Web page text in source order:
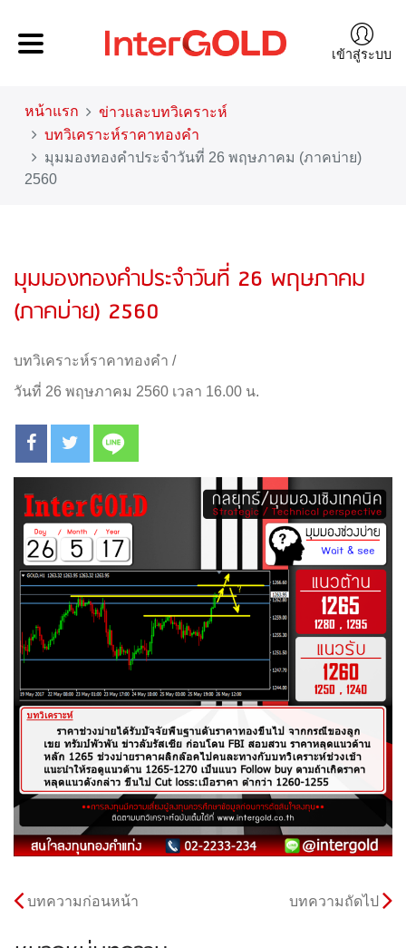
เข้าสู่ระบบ
หน้าแรก
ข่าวและบทวิเคราะห์
บทวิเคราะห์ราคาทองคำ
มุมมองทองคำประจำวันที่ 26 พฤษภาคม (ภาคบ่าย)
2560
มุมมองทองคำประจำวันที่ 26 พฤษภาคม
(ภาคบ่าย) 2560
บทวิเคราะห์ราคาทองคำ /
วันที่ 26 พฤษภาคม 2560 เวลา 16.00 น.
บทความก่อนหน้า บทความถัดไป